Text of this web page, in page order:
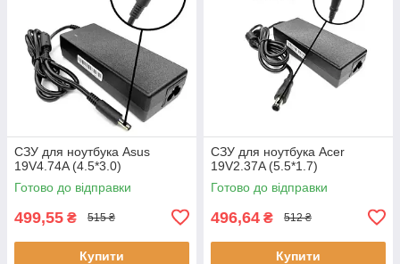
СЗУ для ноутбука Asus
19V4.74A (4.5*3.0)
Готово до відправки
499,55 ₴ 515 ₴
Купити
СЗУ для ноутбука Acer
19V2.37A (5.5*1.7)
Готово до відправки
496,64 ₴ 512 ₴
Купити